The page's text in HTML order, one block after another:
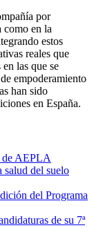
por
como en la
estos
reales que
las que se
de empoderamiento
han sido
en España.
de AEPLA
del suelo
del Programa
de su 7ª